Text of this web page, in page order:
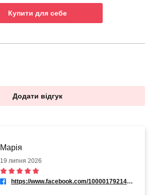
Купити для себе
Додати відгук
Марія
19 липня 2026
https://www.facebook.com/100001792147325